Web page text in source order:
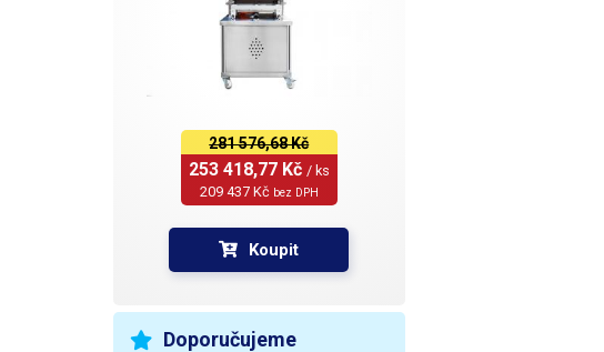
281 576,68 Kč
253 418,77 Kč / ks
209 437 Kč bez DPH
Koupit
Doporučujeme